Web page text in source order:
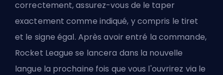
correctement, assurez-vous de le taper
exactement comme indiqué, y compris le tiret
et le signe égal. Après avoir entré la commande,
Rocket League se lancera dans la nouvelle
langue la prochaine fois que vous l'ouvrirez via le